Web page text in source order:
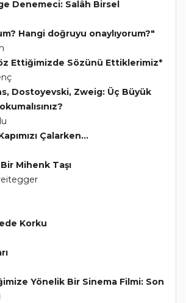
Denemeci: Salâh Birsel
Hangi doğruyu onaylıyorum?"
Ettiğimizde Sözünü Ettiklerimiz*
Dostoyevski, Zweig: Üç Büyük
Çalarken...
Mihenk Taşı
Korku
Yönelik Bir Sinema Filmi: Son